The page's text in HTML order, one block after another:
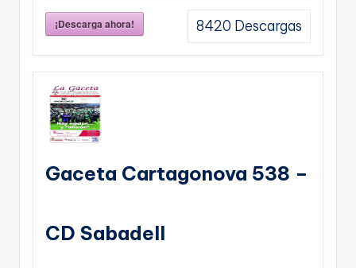
¡Descarga ahora! 8420 Descargas
Gaceta Cartagonova 538 –
CD Sabadell